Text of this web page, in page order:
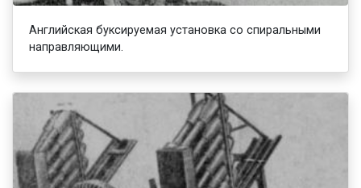
Английская буксируемая установка со спиральными
направляющими.